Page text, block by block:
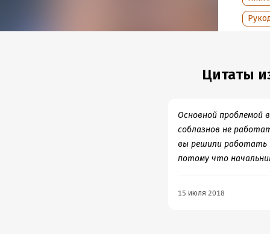
Дата
Цитаты
Основной проблемой
соблазнов не
вы решили работать
потому что
15 июля 2018